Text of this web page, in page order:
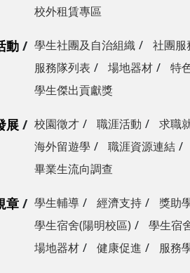
校外租賃專區
動 學生社團及自治組織 社團服
服務隊列表
場地器材 特
學生傑出貢獻獎
展 校園徵才 職涯活動 求職
海外留遊學
職涯資源連結
畢業生流向調查
章 學生輔導 經濟支持 獎助
學生宿舍(陽明校區)
學生宿
場地器材
健康促進 服務